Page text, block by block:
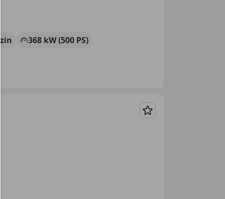
368 kW (500 PS)
Merken